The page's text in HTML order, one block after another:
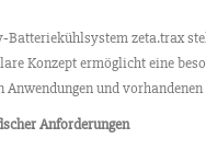
zeta.trax
Konzept ermöglicht eine
und
Anforderungen